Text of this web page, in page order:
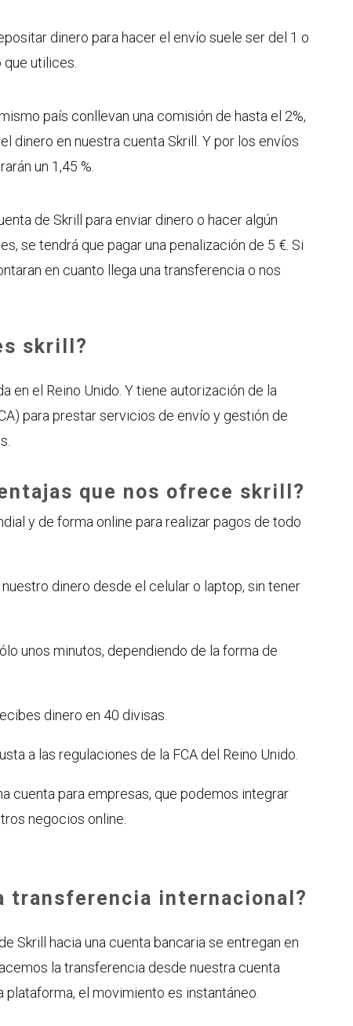
dinero para hacer el envío suele ser del 1 o
que utilices.
país conllevan una comisión de hasta el 2%,
dinero en nuestra cuenta Skrill. Y por los envíos
un 1,45 %.
de Skrill para enviar dinero o hacer algún
se tendrá que pagar una penalización de 5 €. Si
en cuanto llega una transferencia o nos
skrill?
en el Reino Unido. Y tiene autorización de la
para prestar servicios de envío y gestión de
que nos ofrece skrill?
y de forma online para realizar pagos de todo
dinero desde el celular o laptop, sin tener
unos minutos, dependiendo de la forma de
dinero en 40 divisas.
a las regulaciones de la FCA del Reino Unido.
cuenta para empresas, que podemos integrar
negocios online.
transferencia internacional?
Skrill hacia una cuenta bancaria se entregan en
la transferencia desde nuestra cuenta
plataforma, el movimiento es instantáneo.